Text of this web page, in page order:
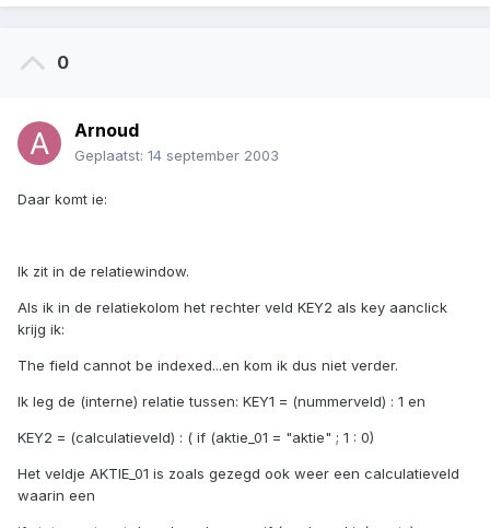
0
Arnoud
Geplaatst: 14 september 2003
Daar komt ie:
Ik zit in de relatiewindow.
Als ik in de relatiekolom het rechter veld KEY2 als key aanclick
krijg ik:
The field cannot be indexed...en kom ik dus niet verder.
Ik leg de (interne) relatie tussen: KEY1 = (nummerveld) : 1 en
KEY2 = (calculatieveld) : ( if (aktie_01 = "aktie" ; 1 : 0)
Het veldje AKTIE_01 is zoals gezegd ook weer een calculatieveld
waarin een